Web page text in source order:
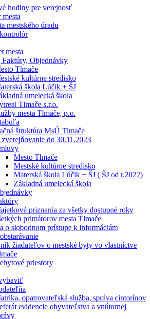
hodiny pre verejnosť
mesta
mestského úradu
mesta
Faktúry, Objednávky
Tlmače
kultúrne stredisko
škola Lúčik + ŠJ
umelecká škola
Tlmače s.r.o.
mesta Tlmače, p.o.
štruktúra MsÚ Tlmače
do 30.11.2023
Mesto Tlmače
Mestské kultúrne stredisko
Materská škola Lúčik + ŠJ ( ŠJ od r.2022)
Základná umelecká škola
priznania za všetky dostupné roky
primátorov mesta Tlmače
o slobodnom prístupe k informáciám
žiadateľov o mestské byty vo vlastníctve
priestory
opatrovateľská služba, správa cintorínov
evidencie obyvateľstva a vnútornej